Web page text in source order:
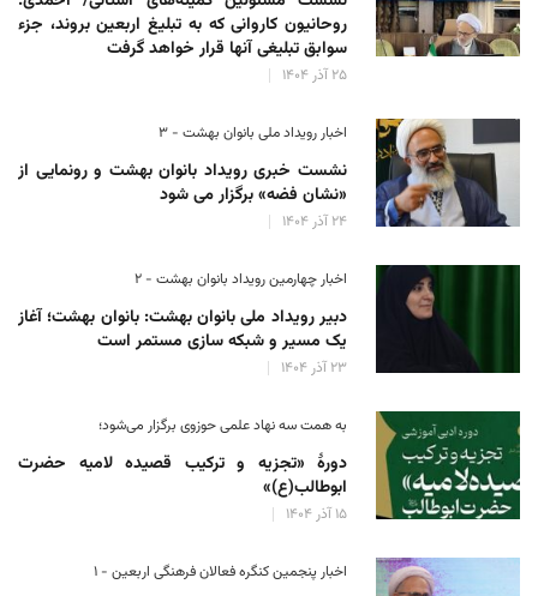
روحانیون کاروانی که به تبلیغ اربعین بروند، جزء
سوابق تبلیغی آنها قرار خواهد گرفت
۲۵ آذر ۱۴۰۴
اخبار رویداد ملی بانوان بهشت - ۳
نشست خبری رویداد بانوان بهشت و رونمایی از
«نشان فضه» برگزار می شود
۲۴ آذر ۱۴۰۴
اخبار چهارمین رویداد بانوان بهشت - ۲
دبیر رویداد ملی بانوان بهشت: بانوان بهشت؛ آغاز
یک مسیر و شبکه سازی مستمر است
۲۳ آذر ۱۴۰۴
به همت سه نهاد علمی حوزوی برگزار می‌شود؛
دورهٔ «تجزیه و ترکیب قصیده لامیه حضرت
ابوطالب(ع)»
۱۵ آذر ۱۴۰۴
اخبار پنجمین کنگره فعالان فرهنگی اربعین - ۱